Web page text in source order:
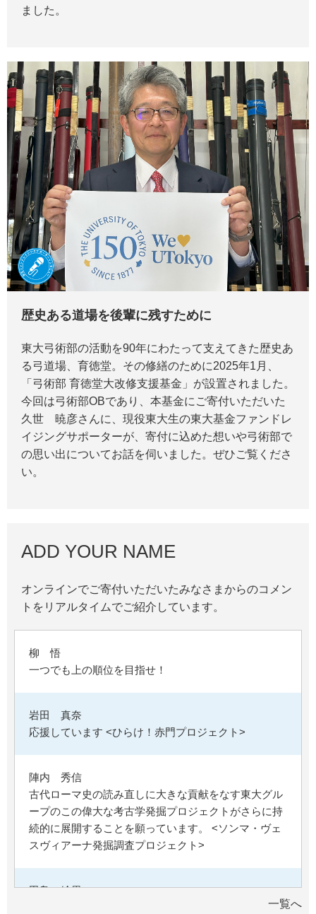
ました。
歴史ある道場を後輩に残すために
東大弓術部の活動を90年にわたって支えてきた歴史あ
る弓道場、育徳堂。その修繕のために2025年1月、
「弓術部 育徳堂大改修支援基金」が設置されました。
今回は弓術部OBであり、本基金にご寄付いただいた
久世 暁彦さんに、現役東大生の東大基金ファンドレ
イジングサポーターが、寄付に込めた想いや弓術部で
の思い出についてお話を伺いました。ぜひご覧くださ
い。
ADD YOUR NAME
オンラインでご寄付いただいたみなさまからのコメン
トをリアルタイムでご紹介しています。
柳 悟
一つでも上の順位を目指せ！
岩田 真奈
応援しています <ひらけ！赤門プロジェクト>
陣内 秀信
古代ローマ史の読み直しに大きな貢献をなす東大グル
ープのこの偉大な考古学発掘プロジェクトがさらに持
続的に展開することを願っています。 <ソンマ・ヴェ
スヴィアーナ発掘調査プロジェクト>
田島 絵里
母校の益々の繁栄を祈っています。 <ひらけ！赤門プ一覧へ